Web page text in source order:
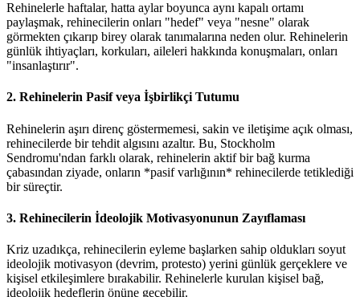
Rehinelerle haftalar, hatta aylar boyunca aynı kapalı ortamı
paylaşmak, rehinecilerin onları "hedef" veya "nesne" olarak
görmekten çıkarıp birey olarak tanımalarına neden olur. Rehinelerin
günlük ihtiyaçları, korkuları, aileleri hakkında konuşmaları, onları
"insanlaştırır".
2. Rehinelerin Pasif veya İşbirlikçi Tutumu
Rehinelerin aşırı direnç göstermemesi, sakin ve iletişime açık olması,
rehinecilerde bir tehdit algısını azaltır. Bu, Stockholm
Sendromu'ndan farklı olarak, rehinelerin aktif bir bağ kurma
çabasından ziyade, onların *pasif varlığının* rehinecilerde tetiklediği
bir süreçtir.
3. Rehinecilerin İdeolojik Motivasyonunun Zayıflaması
Kriz uzadıkça, rehinecilerin eyleme başlarken sahip oldukları soyut
ideolojik motivasyon (devrim, protesto) yerini günlük gerçeklere ve
kişisel etkileşimlere bırakabilir. Rehinelerle kurulan kişisel bağ,
ideolojik hedeflerin önüne geçebilir.